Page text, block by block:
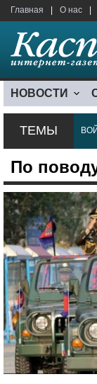
Главная О нас
НОВОСТИ
ТЕМЫ
По